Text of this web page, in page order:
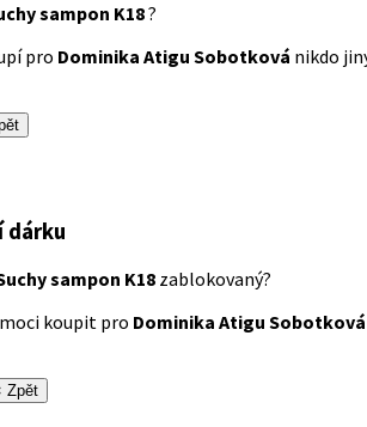
sampon K18?
pro Dominika Atigu Sobotková nikdo
dárku
sampon K18 zablokovaný?
koupit pro Dominika Atigu Sobotková
Zpět